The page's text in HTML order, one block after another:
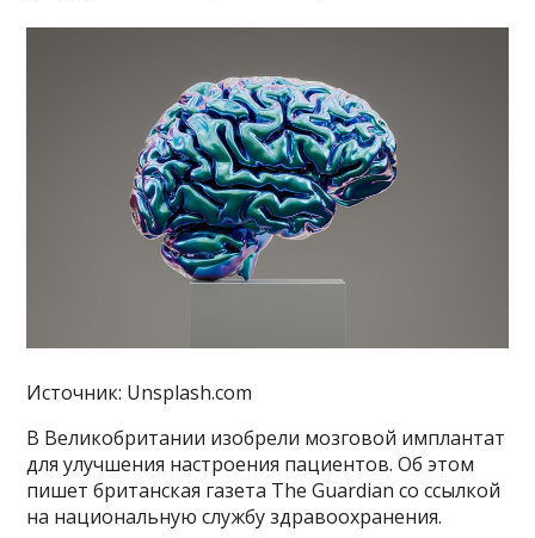
Источник: Unsplash.com
В Великобритании изобрели мозговой имплантат
для улучшения настроения пациентов. Об этом
пишет британская газета The Guardian со ссылкой
на национальную службу здравоохранения.